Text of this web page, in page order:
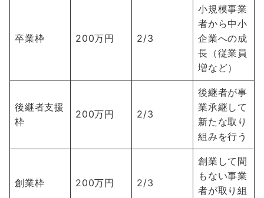
卒業枠 200万円 2/3
小規模事業
者から中小
企業への成
長（従業員
増など）
後継者支援
枠
200万円 2/3
後継者が事
業承継して
新たな取り
組みを行う
創業枠 200万円 2/3
創業して間
もない事業
者が取り組